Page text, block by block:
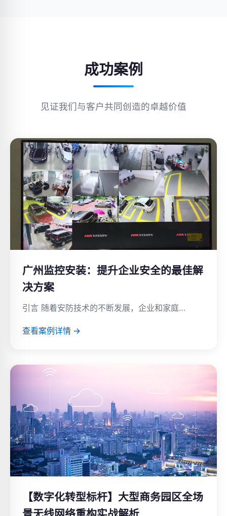
成功案例
见证我们与客户共同创造的卓越价值
广州监控安装：提升企业安全的最佳解
决方案
引言 随着安防技术的不断发展，企业和家庭…
查看案例详情 →
【数字化转型标杆】大型商务园区全场